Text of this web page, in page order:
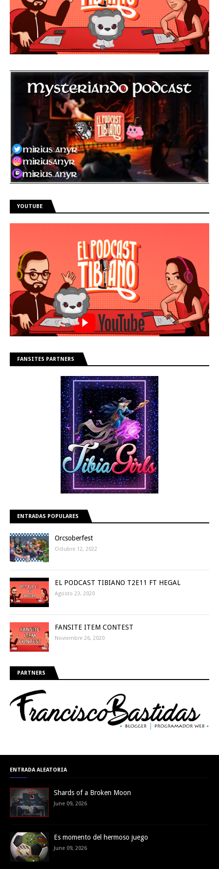
YOUTUBE
FANSITES PARTNERS
ENTRADAS POPULARES
Orcsoberfest
Octubre 12, 2022
EL PODCAST TIBIANO T2E11 FT HEGAL
Agosto 23, 2020
FANSITE ITEM CONTEST
Noviembre 26, 2020
PARTNERS
ENTRADA ALEATORIA
Shards of a Broken Moon
June 09, 2026
Es momento del hermoso juego
June 09, 2026